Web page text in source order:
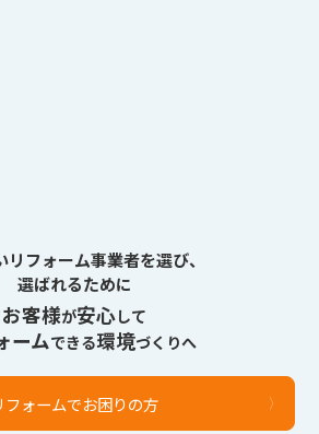
リフォーム事業者を選び、
選ばれるために
お客様が安心して
ームできる環境づくりへ
フォームでお困りの方